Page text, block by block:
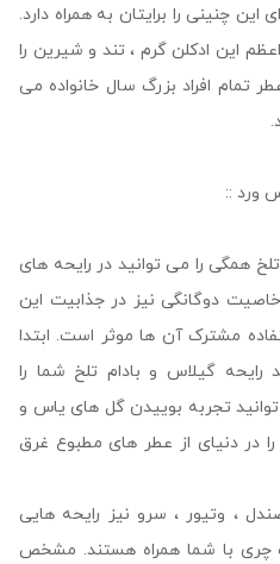
چنینی را برایتان به همراه دارد.
این ادکلن گرم ، تند و شیرین را
تمام افراد بزرگ ‌سال خانواده می
ورد ::
همگی را می ‌توانید در رایحه‌ های
دوگانگی نیز در جذابیت این
مشترک آن‌ ها موثر است. ابتدا
گیلاس و بادام تلخ شما را
تجربه بوییدن گل‌ های یاس و
در دنیای از عطر های مطبوع غرق
، وتیور ، سرو نیز رایحه‌ هایی
چری با شما همراه هستند. مشخص